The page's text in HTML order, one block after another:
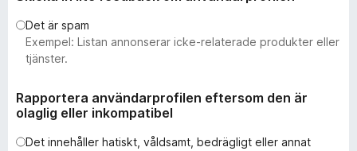
n
l
g
Det är spam
Exempel: Listan annonserar icke-relaterade produkter eller
tjänster.
Rapportera användarprofilen eftersom den är
olaglig eller inkompatibel
Det innehåller hatiskt, våldsamt, bedrägligt eller annat